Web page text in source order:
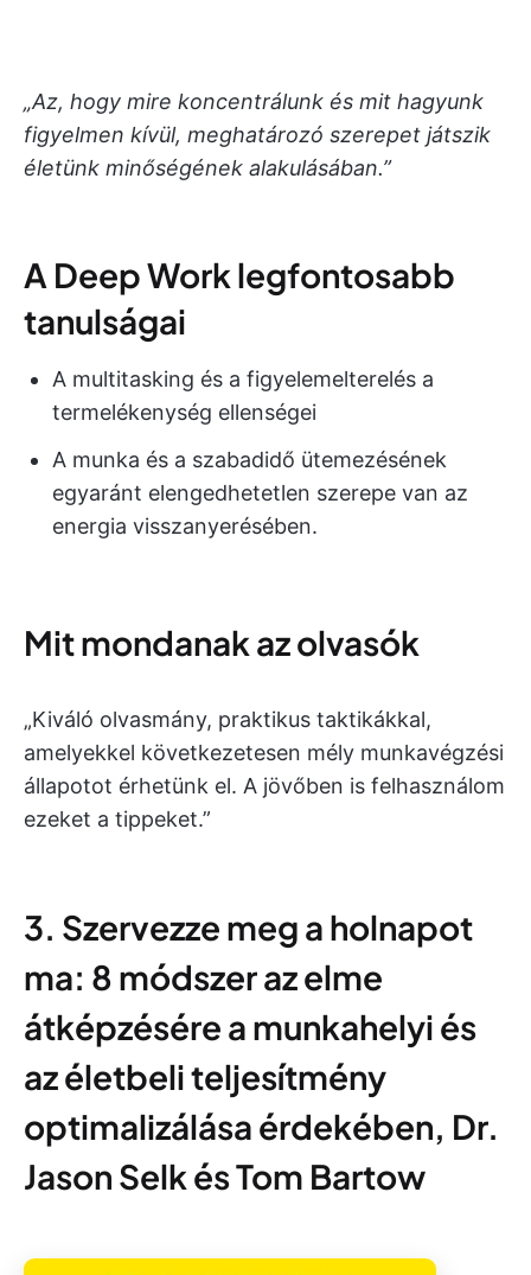
„Az, hogy mire koncentrálunk és mit hagyunk
figyelmen kívül, meghatározó szerepet játszik
életünk minőségének alakulásában.”
A Deep Work legfontosabb
tanulságai
A multitasking és a figyelemelterelés a
termelékenység ellenségei
A munka és a szabadidő ütemezésének
egyaránt elengedhetetlen szerepe van az
energia visszanyerésében.
Mit mondanak az olvasók
„Kiváló olvasmány, praktikus taktikákkal,
amelyekkel következetesen mély munkavégzési
állapotot érhetünk el. A jövőben is felhasználom
ezeket a tippeket.”
3. Szervezze meg a holnapot
ma: 8 módszer az elme
átképzésére a munkahelyi és
az életbeli teljesítmény
optimalizálása érdekében, Dr.
Jason Selk és Tom Bartow